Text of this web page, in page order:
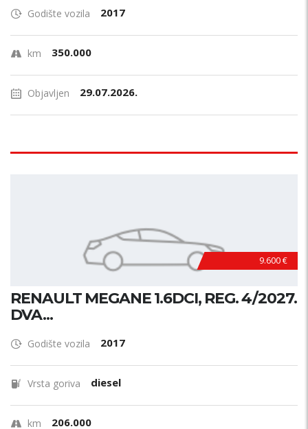
Godište vozila 2017
km 350.000
Objavljen 29.07.2026.
9.600 €
RENAULT MEGANE 1.6DCI, REG. 4/2027.
DVA...
Godište vozila 2017
Vrsta goriva diesel
km 206.000